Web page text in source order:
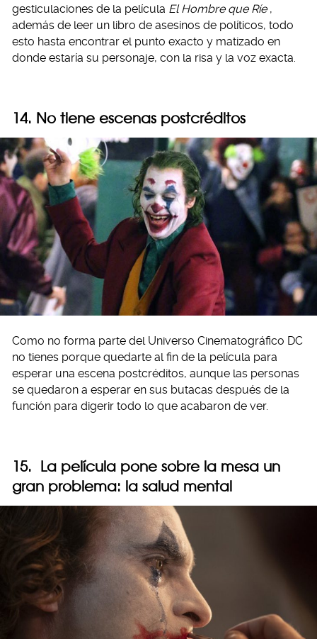
gesticulaciones de la película El Hombre que Ríe ,
además de leer un libro de asesinos de políticos, todo
esto hasta encontrar el punto exacto y matizado en
donde estaría su personaje, con la risa y la voz exacta.
14. No tiene escenas postcréditos
Como no forma parte del Universo Cinematográfico DC
no tienes porque quedarte al fin de la película para
esperar una escena postcréditos, aunque las personas
se quedaron a esperar en sus butacas después de la
función para digerir todo lo que acabaron de ver.
15. La película pone sobre la mesa un
gran problema: la salud mental